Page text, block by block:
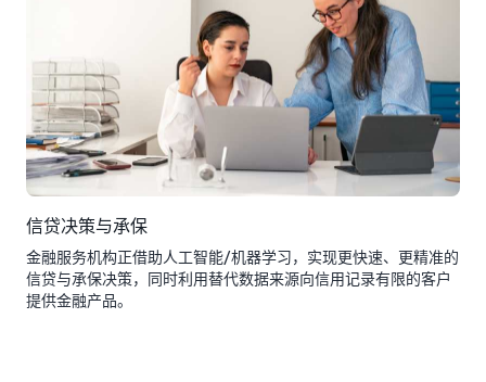
信贷决策与承保
金融服务机构正借助人工智能/机器学习，实现更快速、更精准的
信贷与承保决策，同时利用替代数据来源向信用记录有限的客户
提供金融产品。